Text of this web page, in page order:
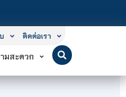
ยบัตรวิชาชีพ (ปวช.), ระดับประกาศ
ติดต่อเรา
มสะดวก